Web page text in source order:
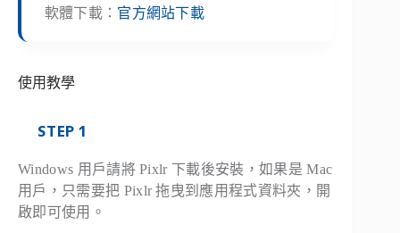
軟體下載： 官方網站下載
使用教學
STEP 1
Windows 用戶請將 Pixlr 下載後安裝，如果是 Mac
用戶，只需要把 Pixlr 拖曳到應用程式資料夾，開
啟即可使用。